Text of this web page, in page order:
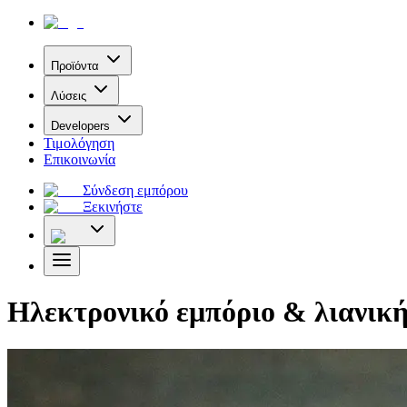
Προϊόντα
Λύσεις
Developers
Τιμολόγηση
Επικοινωνία
Σύνδεση εμπόρου
Ξεκινήστε
Ηλεκτρονικό εμπόριο &